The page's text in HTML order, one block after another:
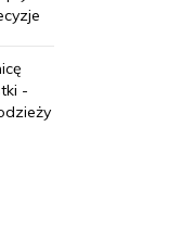
-